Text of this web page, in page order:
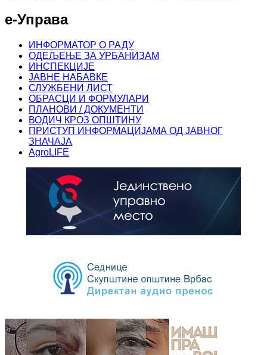
е-Управа
ИНФОРМАТОР О РАДУ
ОДЕЉЕЊЕ ЗА УРБАНИЗАМ
ИНСПЕКЦИЈЕ
ЈАВНЕ НАБАВКЕ
СЛУЖБЕНИ ЛИСТ
ОБРАСЦИ И ФОРМУЛАРИ
ПЛАНОВИ / ДОКУМЕНТИ
ВОДИЧ КРОЗ ОПШТИНУ
ПРИСТУП ИНФОРМАЦИЈАМА ОД ЈАВНОГ
ЗНАЧАЈА
AgroLIFE